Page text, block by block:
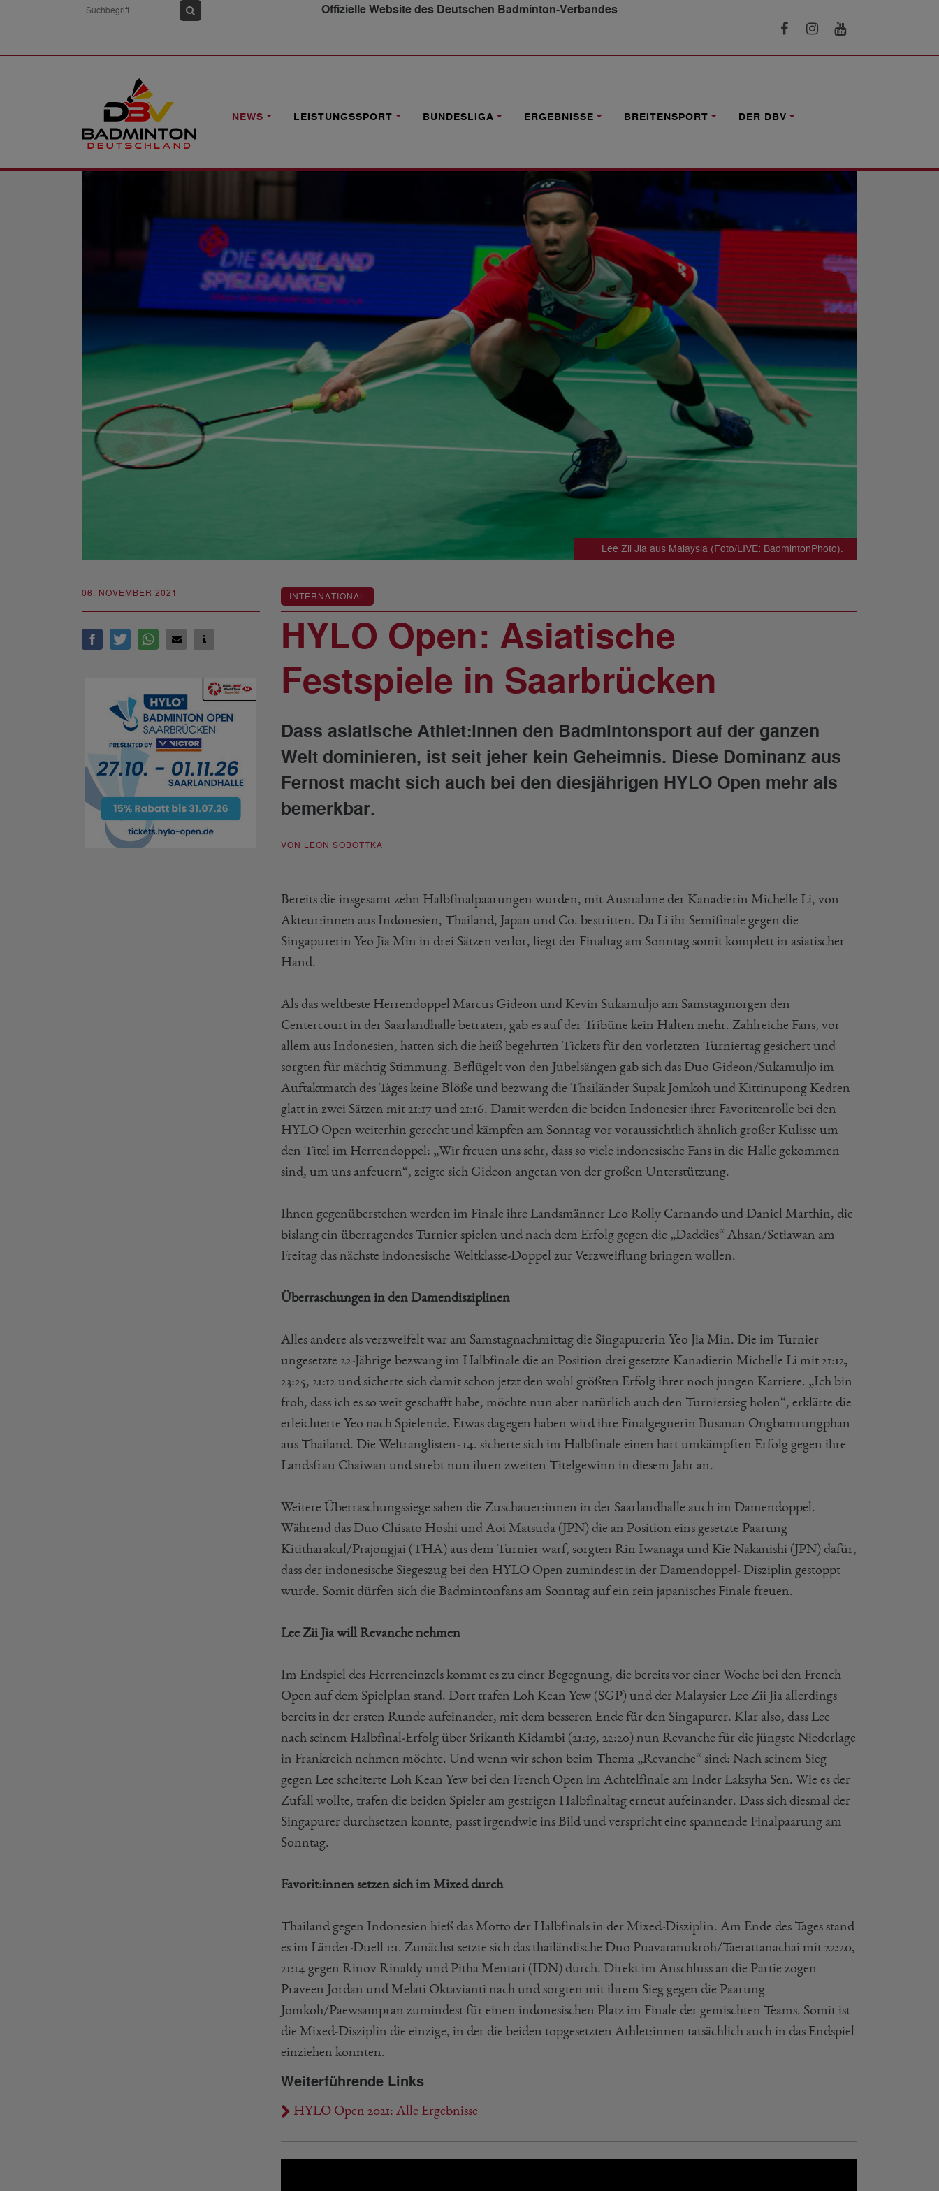
Offizielle Website des Deutschen Badminton-Verbandes
NEWS LEISTUNGSSPORT BUNDESLIGA ERGEBNISSE BREITENSPORT DER DBV
NEWS
Lee Zii Jia aus Malaysia (Foto/LIVE: BadmintonPhoto).
06. NOVEMBER 2021 INTERNATIONAL
HYLO Open: Asiatische
Festspiele in Saarbrücken
Dass asiatische Athlet:innen den Badmintonsport auf der ganzen
Welt dominieren, ist seit jeher kein Geheimnis. Diese Dominanz aus
Fernost macht sich auch bei den diesjährigen HYLO Open mehr als
bemerkbar.
VON LEON SOBOTTKA
Bereits die insgesamt zehn Halbfinalpaarungen wurden, mit Ausnahme der Kanadierin Michelle Li, von
Akteur:innen aus Indonesien, Thailand, Japan und Co. bestritten. Da Li ihr Semifinale gegen die
Singapurerin Yeo Jia Min in drei Sätzen verlor, liegt der Finaltag am Sonntag somit komplett in asiatischer
Hand.
Als das weltbeste Herrendoppel Marcus Gideon und Kevin Sukamuljo am Samstagmorgen den
Centercourt in der Saarlandhalle betraten, gab es auf der Tribüne kein Halten mehr. Zahlreiche Fans, vor
allem aus Indonesien, hatten sich die heiß begehrten Tickets für den vorletzten Turniertag gesichert und
sorgten für mächtig Stimmung. Beflügelt von den Jubelsängen gab sich das Duo Gideon/Sukamuljo im
Auftaktmatch des Tages keine Blöße und bezwang die Thailänder Supak Jomkoh und Kittinupong Kedren
glatt in zwei Sätzen mit 21:17 und 21:16. Damit werden die beiden Indonesier ihrer Favoritenrolle bei den
HYLO Open weiterhin gerecht und kämpfen am Sonntag vor voraussichtlich ähnlich großer Kulisse um
den Titel im Herrendoppel: „Wir freuen uns sehr, dass so viele indonesische Fans in die Halle gekommen
sind, um uns anfeuern“, zeigte sich Gideon angetan von der großen Unterstützung.
Ihnen gegenüberstehen werden im Finale ihre Landsmänner Leo Rolly Carnando und Daniel Marthin, die
bislang ein überragendes Turnier spielen und nach dem Erfolg gegen die „Daddies“ Ahsan/Setiawan am
Freitag das nächste indonesische Weltklasse-Doppel zur Verzweiflung bringen wollen.
Überraschungen in den Damendisziplinen
Alles andere als verzweifelt war am Samstagnachmittag die Singapurerin Yeo Jia Min. Die im Turnier
ungesetzte 22-Jährige bezwang im Halbfinale die an Position drei gesetzte Kanadierin Michelle Li mit 21:12,
23:25, 21:12 und sicherte sich damit schon jetzt den wohl größten Erfolg ihrer noch jungen Karriere. „Ich bin
froh, dass ich es so weit geschafft habe, möchte nun aber natürlich auch den Turniersieg holen“, erklärte die
erleichterte Yeo nach Spielende. Etwas dagegen haben wird ihre Finalgegnerin Busanan Ongbamrungphan
aus Thailand. Die Weltranglisten- 14. sicherte sich im Halbfinale einen hart umkämpften Erfolg gegen ihre
Landsfrau Chaiwan und strebt nun ihren zweiten Titelgewinn in diesem Jahr an.
Weitere Überraschungssiege sahen die Zuschauer:innen in der Saarlandhalle auch im Damendoppel.
Während das Duo Chisato Hoshi und Aoi Matsuda (JPN) die an Position eins gesetzte Paarung
Kititharakul/Prajongjai (THA) aus dem Turnier warf, sorgten Rin Iwanaga und Kie Nakanishi (JPN) dafür,
dass der indonesische Siegeszug bei den HYLO Open zumindest in der Damendoppel- Disziplin gestoppt
wurde. Somit dürfen sich die Badmintonfans am Sonntag auf ein rein japanisches Finale freuen.
Lee Zii Jia will Revanche nehmen
Im Endspiel des Herreneinzels kommt es zu einer Begegnung, die bereits vor einer Woche bei den French
Open auf dem Spielplan stand. Dort trafen Loh Kean Yew (SGP) und der Malaysier Lee Zii Jia allerdings
bereits in der ersten Runde aufeinander, mit dem besseren Ende für den Singapurer. Klar also, dass Lee
nach seinem Halbfinal-Erfolg über Srikanth Kidambi (21:19, 22:20) nun Revanche für die jüngste Niederlage
in Frankreich nehmen möchte. Und wenn wir schon beim Thema „Revanche“ sind: Nach seinem Sieg
gegen Lee scheiterte Loh Kean Yew bei den French Open im Achtelfinale am Inder Laksyha Sen. Wie es der
Zufall wollte, trafen die beiden Spieler am gestrigen Halbfinaltag erneut aufeinander. Dass sich diesmal der
Singapurer durchsetzen konnte, passt irgendwie ins Bild und verspricht eine spannende Finalpaarung am
Sonntag.
Favorit:innen setzen sich im Mixed durch
Thailand gegen Indonesien hieß das Motto der Halbfinals in der Mixed-Disziplin. Am Ende des Tages stand
es im Länder-Duell 1:1. Zunächst setzte sich das thailändische Duo Puavaranukroh/Taerattanachai mit 22:20,
21:14 gegen Rinov Rinaldy und Pitha Mentari (IDN) durch. Direkt im Anschluss an die Partie zogen
Praveen Jordan und Melati Oktavianti nach und sorgten mit ihrem Sieg gegen die Paarung
Jomkoh/Paewsampran zumindest für einen indonesischen Platz im Finale der gemischten Teams. Somit ist
die Mixed-Disziplin die einzige, in der die beiden topgesetzten Athlet:innen tatsächlich auch in das Endspiel
einziehen konnten.
Weiterführende Links
HYLO Open 2021: Alle Ergebnisse